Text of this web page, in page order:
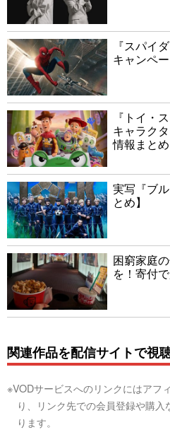
『スパイ
キャンペ
『トイ・
キャラク
情報まとめ
実写『ブ
とめ】
困窮家庭
を！寄付
関連作品を配信サイトで視
※VODサービスへのリンクにはアフ
り、リンク先での会員登録や購
ります。